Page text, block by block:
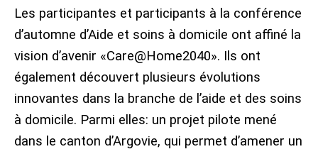
Les participantes et participants à la conférence
d’automne d’Aide et soins à domicile ont affiné la
vision d’avenir «Care@Home2040». Ils ont
également découvert plusieurs évolutions
innovantes dans la branche de l’aide et des soins
à domicile. Parmi elles: un projet pilote mené
dans le canton d’Argovie, qui permet d’amener un